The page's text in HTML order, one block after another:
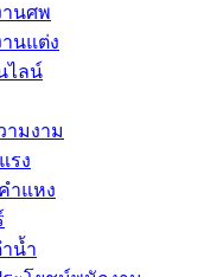
านศพ
นแต่ง
ไลน์
ามงาม
รง
ำแหง
น้ำ